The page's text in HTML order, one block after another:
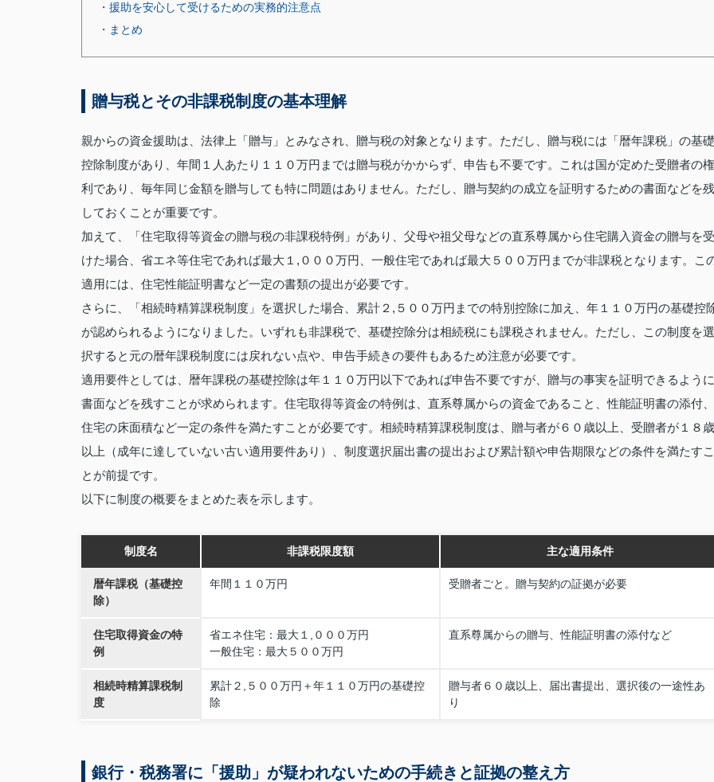
・援助を安心して受けるための実務的注意点
・まとめ
贈与税とその非課税制度の基本理解
親からの資金援助は、法律上「贈与」とみなされ、贈与税の対象となります。ただし、贈与税には「暦年課税」の基礎
控除制度があり、年間１人あたり１１０万円までは贈与税がかからず、申告も不要です。これは国が定めた受贈者の権
利であり、毎年同じ金額を贈与しても特に問題はありません。ただし、贈与契約の成立を証明するための書面などを残
しておくことが重要です。
加えて、「住宅取得等資金の贈与税の非課税特例」があり、父母や祖父母などの直系尊属から住宅購入資金の贈与を受
けた場合、省エネ等住宅であれば最大１,０００万円、一般住宅であれば最大５００万円までが非課税となります。こ
適用には、住宅性能証明書など一定の書類の提出が必要です。
さらに、「相続時精算課税制度」を選択した場合、累計２,５００万円までの特別控除に加え、年１１０万円の基礎控
が認められるようになりました。いずれも非課税で、基礎控除分は相続税にも課税されません。ただし、この制度を選
択すると元の暦年課税制度には戻れない点や、申告手続きの要件もあるため注意が必要です。
適用要件としては、暦年課税の基礎控除は年１１０万円以下であれば申告不要ですが、贈与の事実を証明できるように
書面などを残すことが求められます。住宅取得等資金の特例は、直系尊属からの資金であること、性能証明書の添付、
住宅の床面積など一定の条件を満たすことが必要です。相続時精算課税制度は、贈与者が６０歳以上、受贈者が１８歳
以上（成年に達していない古い適用要件あり）、制度選択届出書の提出および累計額や申告期限などの条件を満たすこ
とが前提です。
以下に制度の概要をまとめた表を示します。
制度名 非課税限度額 主な適用条件
暦年課税（基礎控
除）
年間１１０万円 受贈者ごと。贈与契約の証拠が必要
住宅取得資金の特
例
省エネ住宅：最大１,０００万円
一般住宅：最大５００万円
直系尊属からの贈与、性能証明書の添付など
相続時精算課税制
度
累計２,５００万円＋年１１０万円の基礎控
除
贈与者６０歳以上、届出書提出、選択後の一途性あ
り
銀行・税務署に「援助」が疑われないための手続きと証拠の整え方